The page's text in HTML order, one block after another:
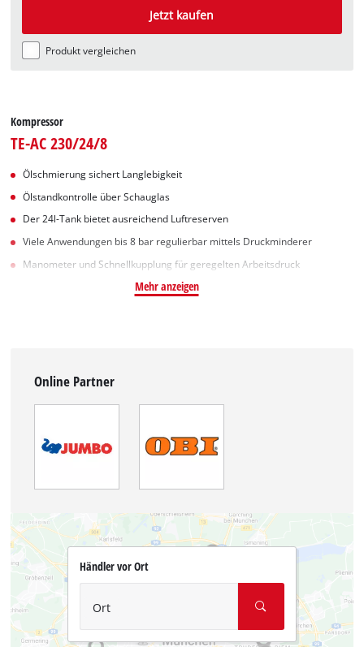
Jetzt kaufen
Produkt vergleichen
Kompressor
TE-AC 230/24/8
Ölschmierung sichert Langlebigkeit
Ölstandkontrolle über Schauglas
Der 24l-Tank bietet ausreichend Luftreserven
Viele Anwendungen bis 8 bar regulierbar mittels Druckminderer
Manometer und Schnellkupplung für geregelten Arbeitsdruck
Mehr anzeigen
Online Partner
Händler vor Ort
Ort